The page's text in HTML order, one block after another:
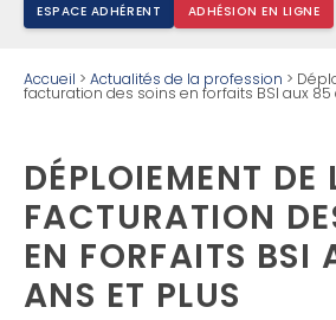
ESPACE ADHÉRENT ADHÉSION EN LIGNE
Accueil > Actualités de la profession >
facturation des soins en forfaits BSI aux
DÉPLOIEMENT DE
FACTURATION
EN FORFAITS BSI
ANS ET PLUS